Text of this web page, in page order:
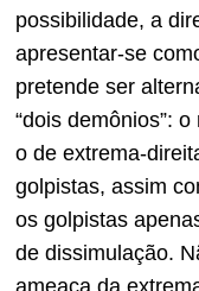
possibilidade, a
apresentar-se
pretende ser
“dois demônios”:
o de extrema-
golpistas, assim
os golpistas
de dissimulação.
ameaça da